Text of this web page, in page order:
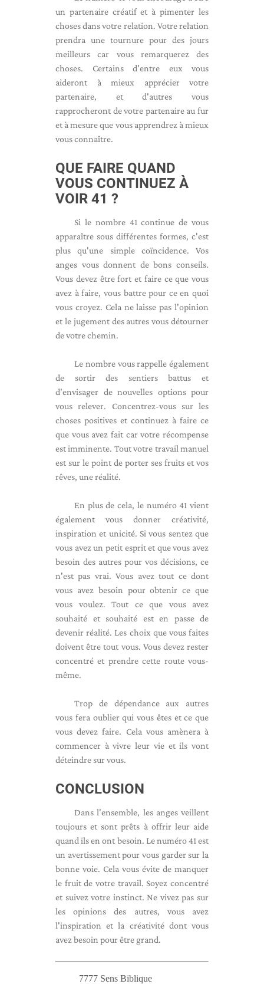
un partenaire créatif et à pimenter les
choses dans votre relation. Votre relation
prendra une tournure pour des jours
meilleurs car vous remarquerez des
choses. Certains d'entre eux vous
aideront à mieux apprécier votre
partenaire, et d'autres vous
rapprocheront de votre partenaire au fur
et à mesure que vous apprendrez à mieux
vous connaître.
QUE FAIRE QUAND
VOUS CONTINUEZ À
VOIR 41 ?
Si le nombre 41 continue de vous
apparaître sous différentes formes, c'est
plus qu'une simple coïncidence. Vos
anges vous donnent de bons conseils.
Vous devez être fort et faire ce que vous
avez à faire, vous battre pour ce en quoi
vous croyez. Cela ne laisse pas l'opinion
et le jugement des autres vous détourner
de votre chemin.
Le nombre vous rappelle également
de sortir des sentiers battus et
d'envisager de nouvelles options pour
vous relever. Concentrez-vous sur les
choses positives et continuez à faire ce
que vous avez fait car votre récompense
est imminente. Tout votre travail manuel
est sur le point de porter ses fruits et vos
rêves, une réalité.
En plus de cela, le numéro 41 vient
également vous donner créativité,
inspiration et unicité. Si vous sentez que
vous avez un petit esprit et que vous avez
besoin des autres pour vos décisions, ce
n'est pas vrai. Vous avez tout ce dont
vous avez besoin pour obtenir ce que
vous voulez. Tout ce que vous avez
souhaité et souhaité est en passe de
devenir réalité. Les choix que vous faites
doivent être tout vous. Vous devez rester
concentré et prendre cette route vous-
même.
Trop de dépendance aux autres
vous fera oublier qui vous êtes et ce que
vous devez faire. Cela vous amènera à
commencer à vivre leur vie et ils vont
déteindre sur vous.
CONCLUSION
Dans l'ensemble, les anges veillent
toujours et sont prêts à offrir leur aide
quand ils en ont besoin. Le numéro 41 est
un avertissement pour vous garder sur la
bonne voie. Cela vous évite de manquer
le fruit de votre travail. Soyez concentré
et suivez votre instinct. Ne vivez pas sur
les opinions des autres, vous avez
l'inspiration et la créativité dont vous
avez besoin pour être grand.
7777 Sens Biblique